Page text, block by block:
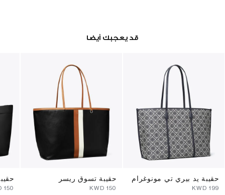
قد يعجبك أيضا
حقيبة يد بيري تي مونوغرام حقيبة تسوق ريسر